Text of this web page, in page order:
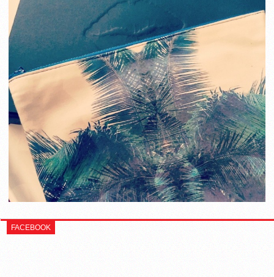
FACEBOOK